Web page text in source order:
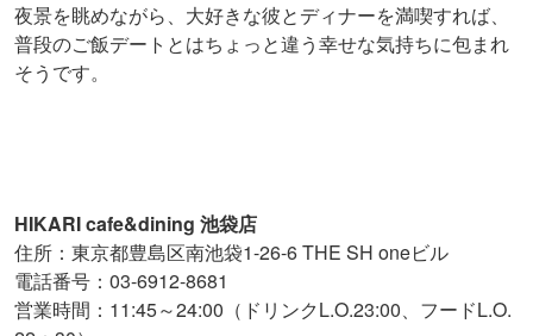
夜景を眺めながら、大好きな彼とディナーを満喫すれば、
普段のご飯デートとはちょっと違う幸せな気持ちに包まれ
そうです。
HIKARI cafe&dining 池袋店
住所：東京都豊島区南池袋1-26-6 THE SH oneビル
電話番号：03-6912-8681
営業時間：11:45～24:00（ドリンクL.O.23:00、フードL.O.